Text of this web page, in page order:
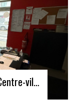
Local commercial - 51,17 m2 - Centre-ville de Guilers